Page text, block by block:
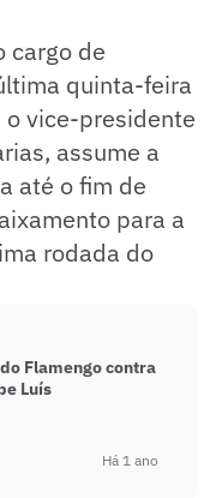
cargo de
quinta-feira
o vice-presidente
assume a
até o fim de
para a
rodada do
Flamengo contra
Luís
Há 1 ano